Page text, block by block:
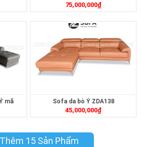
75,000,000₫
mã
Sofa da bò Ý ZDA138
45,000,000₫
15 Sản Phẩm